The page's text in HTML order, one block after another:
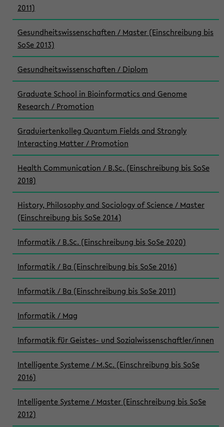
2011)
Gesundheitswissenschaften / Master (Einschreibung bis
SoSe 2013)
Gesundheitswissenschaften / Diplom
Graduate School in Bioinformatics and Genome
Research / Promotion
Graduiertenkolleg Quantum Fields and Strongly
Interacting Matter / Promotion
Health Communication / B.Sc. (Einschreibung bis SoSe
2018)
History, Philosophy and Sociology of Science / Master
(Einschreibung bis SoSe 2014)
Informatik / B.Sc. (Einschreibung bis SoSe 2020)
Informatik / Ba (Einschreibung bis SoSe 2016)
Informatik / Ba (Einschreibung bis SoSe 2011)
Informatik / Mag
Informatik für Geistes- und Sozialwissenschaftler/innen
Intelligente Systeme / M.Sc. (Einschreibung bis SoSe
2016)
Intelligente Systeme / Master (Einschreibung bis SoSe
2012)